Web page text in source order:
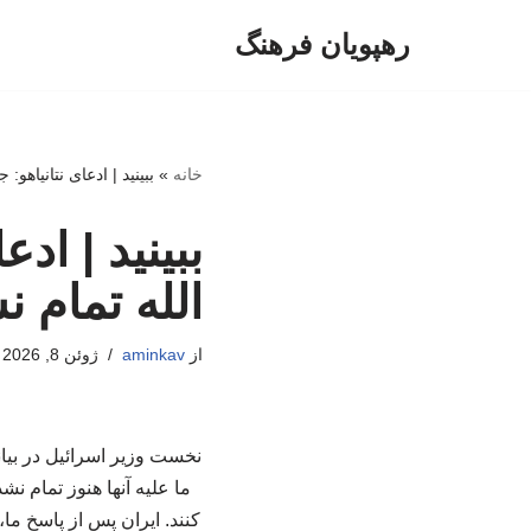
رهپویان فرهنگ
خانه » ببینید | ادعای
ببینید |
الله تمام
ازaminkav ژوئن 8, 2026
نخست وزیر اسرائیل در
کنند. ایران پس از پاسخ